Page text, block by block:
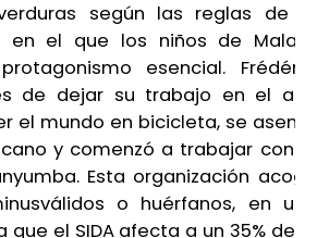
según las reglas de la
en el que los niños de Malawi
esencial. Frédéric,
de dejar su trabajo en el año
el mundo en bicicleta, se asentó
y comenzó a trabajar con la
Esta organización acoge
o huérfanos, en una
el SIDA afecta a un 35% de la